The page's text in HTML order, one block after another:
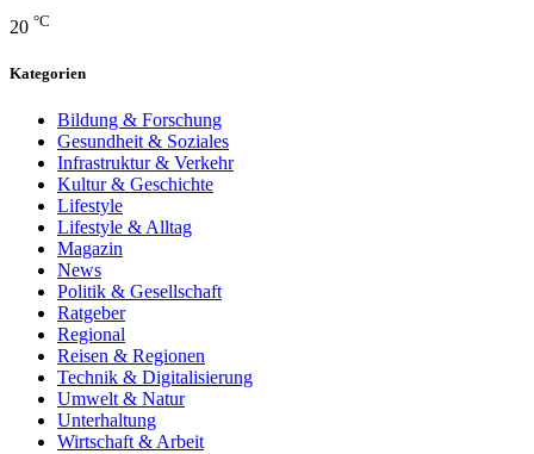
20 °C
Kategorien
Bildung & Forschung
Gesundheit & Soziales
Infrastruktur & Verkehr
Kultur & Geschichte
Lifestyle
Lifestyle & Alltag
Magazin
News
Politik & Gesellschaft
Ratgeber
Regional
Reisen & Regionen
Technik & Digitalisierung
Umwelt & Natur
Unterhaltung
Wirtschaft & Arbeit